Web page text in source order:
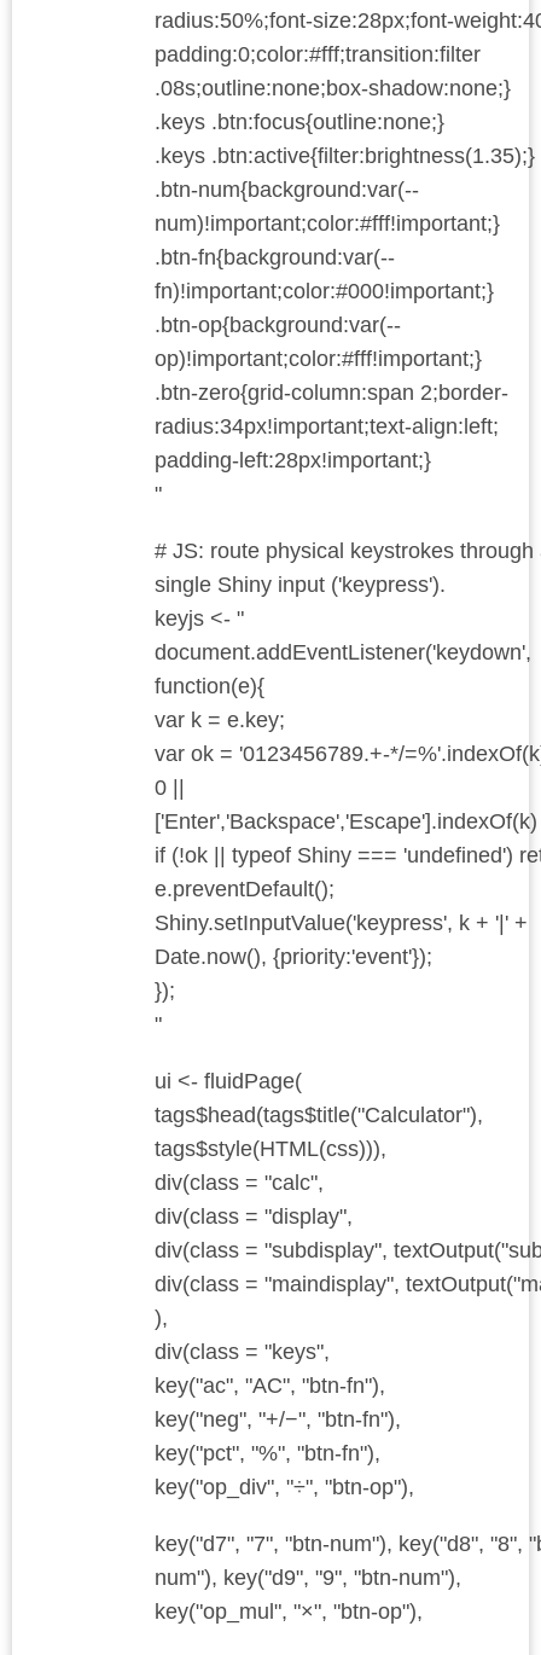
radius:50%;font-size:28px;font-
padding:0;color:#fff;transition:filter
.08s;outline:none;box-shadow:none;}
.keys .btn:focus{outline:none;}
.keys .btn:active{filter:brightness(1.35);}
.btn-num{background:var(--
num)!important;color:#fff!important;}
.btn-fn{background:var(--
fn)!important;color:#000!important;}
.btn-op{background:var(--
op)!important;color:#fff!important;}
.btn-zero{grid-column:span 2;border-
radius:34px!important;text-align:left;
padding-left:28px!important;}
"
# JS: route physical keystrokes through
single Shiny input ('keypress').
keyjs <- "
document.addEventListener('keydown',
function(e){
var k = e.key;
var ok = '0123456789.+-*/
0 ||
if (!ok || typeof Shiny === 'undefined')
e.preventDefault();
Shiny.setInputValue('keypress', k + '|' +
Date.now(), {priority:'event'});
});
"
ui <- fluidPage(
tags$head(tags$title("Calculator"),
tags$style(HTML(css))),
div(class = "calc",
div(class = "display",
div(class = "subdisplay",
div(class = "maindisplay",
),
div(class = "keys",
key("ac", "AC", "btn-fn"),
key("neg", "+/−", "btn-fn"),
key("pct", "%", "btn-fn"),
key("op_div", "÷", "btn-op"),
key("d7", "7", "btn-num"), key("d8", "8",
num"), key("d9", "9", "btn-num"),
key("op_mul", "×", "btn-op"),